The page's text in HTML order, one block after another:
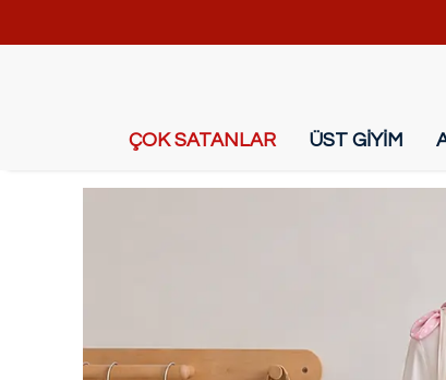
ÇOK SATANLAR ÜST GİYİM